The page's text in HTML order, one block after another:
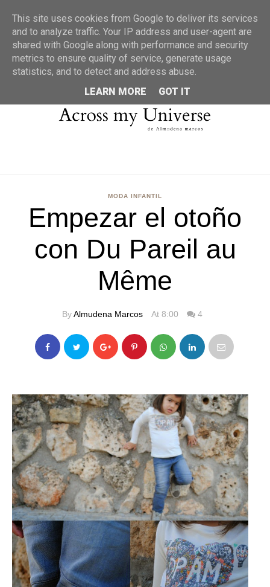
MENU
MODA INFANTIL
Empezar el otoño
con Du Pareil au
Même
ByAlmudena Marcos At 8:00 4
This site uses cookies from Google to deliver its services
and to analyze traffic. Your IP address and user-agent are
shared with Google along with performance and security
metrics to ensure quality of service, generate usage
statistics, and to detect and address abuse.
LEARN MORE
GOT IT